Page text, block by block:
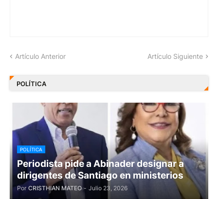
Artículo Anterior Artículo Siguiente
POLÍTICA
POLÍTICA
Periodista pide a Abinader designar a
dirigentes de Santiago en ministerios
Por CRISTHIAN MATEO - Julio 23, 2026